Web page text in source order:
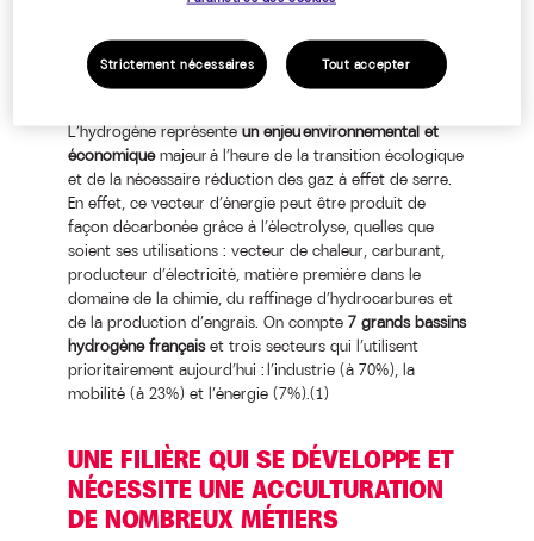
PORTEUSE D’ESPOIR SUR LES
QUESTIONS ENVIRONNEMENTALES
L’hydrogène représente un enjeu environnemental et
économiquemajeur à l’heure de la transition écologique
et de la nécessaire réduction des gaz à effet de serre.
En effet, ce vecteur d’énergie peut être produit de
façon décarbonée grâce à l’électrolyse, quelles que
soient ses utilisations : vecteur de chaleur, carburant,
producteur d’électricité, matière première dans le
domaine de la chimie, du raffinage d’hydrocarbures et
de la production d’engrais. On compte 7 grands bassins
hydrogène françaiset trois secteurs qui l’utilisent
prioritairement aujourd’hui : l’industrie (à 70%), la
mobilité (à 23%) et l’énergie (7%).(1)
UNE FILIÈRE QUI SE DÉVELOPPE ET
NÉCESSITE UNE ACCULTURATION
DE NOMBREUX MÉTIERS
Strictement nécessaires Tout accepter